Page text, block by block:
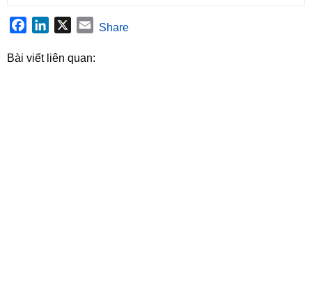
FacebookLinkedIn Email
Share
Bài viết liên quan: